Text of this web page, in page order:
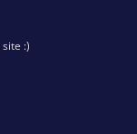
:)